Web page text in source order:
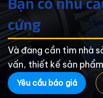
cứng
Và đang cần tìm nhà
vấn, thiết kế sản
Yêu cầu báo giá